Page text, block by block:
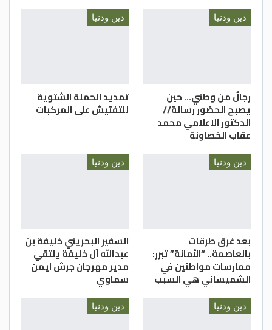
دين ودنيا
رجالٌ من وطني… حين
يصبح الحضور رسالة//
الدكتور الاعلامي محمد
عقاب الخصاونة
دين ودنيا
تمديد الحملة الشتوية
للتفتيش على المركبات
دين ودنيا
بعد غرق طرقات
بالعاصمة.. “الأمانة” تبرر:
ممارسات مواطنين في
الشميساني هي السبب
دين ودنيا
السفير البحريني خليفة بن
عبدالله آل خليفة يلتقي
مدير مهرجان جرش ايمن
سماوي
دين ودنيا دين ودنيا